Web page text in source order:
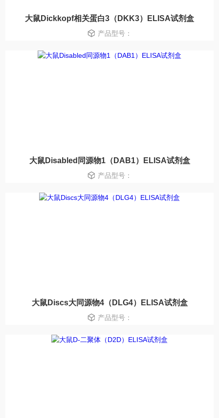
大鼠Dickkopf相关蛋白3（DKK3）ELISA试剂盒
产品型号：
大鼠Disabled同源物1（DAB1）ELISA试剂盒
产品型号：
大鼠Discs大同源物4（DLG4）ELISA试剂盒
产品型号：